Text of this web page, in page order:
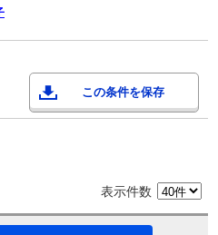
この条件を保存
表示件数